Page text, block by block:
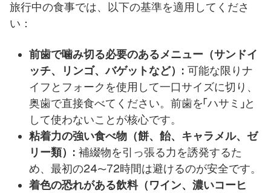
旅行中の食事では、以下の基準を適用してくださ
い：
前歯で噛み切る必要のあるメニュー（サンドイ
ッチ、リンゴ、バゲットなど）: 可能な限りナ
イフとフォークを使用して一口サイズに切り、
奥歯で直接食べてください。前歯を「ハサミ」と
して使わないことが核心です。
粘着力の強い食べ物（餅、飴、キャラメル、ゼ
リー類）: 補綴物を引っ張る力を誘発するた
め、最初の24〜72時間は避けるのが安全です。
着色の恐れがある飲料（ワイン、濃いコーヒ